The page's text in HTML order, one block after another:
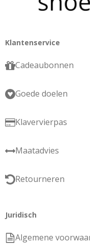
Klantenservice
Cadeaubonnen
Goede doelen
Klavervierpas
Maatadvies
Retourneren
Juridisch
Algemene